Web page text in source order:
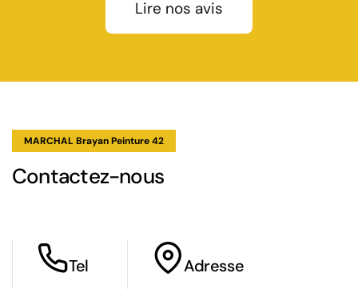
Lire nos avis
MARCHAL Brayan Peinture 42
Contactez-nous
Tel Adresse